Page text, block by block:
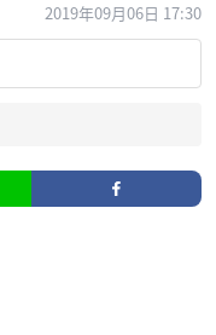
2019年09月06日 17:30